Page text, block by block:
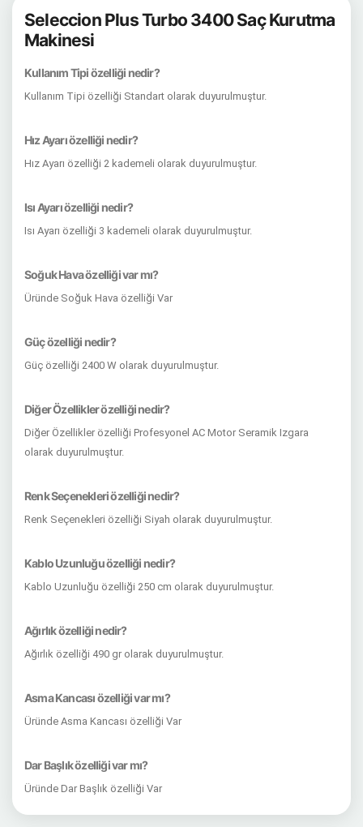
Seleccion Plus Turbo 3400 Saç Kurutma
Makinesi
Kullanım Tipi özelliği nedir?
Kullanım Tipi özelliği Standart olarak duyurulmuştur.
Hız Ayarı özelliği nedir?
Hız Ayarı özelliği 2 kademeli olarak duyurulmuştur.
Isı Ayarı özelliği nedir?
Isı Ayarı özelliği 3 kademeli olarak duyurulmuştur.
Soğuk Hava özelliği var mı?
Üründe Soğuk Hava özelliği Var
Güç özelliği nedir?
Güç özelliği 2400 W olarak duyurulmuştur.
Diğer Özellikler özelliği nedir?
Diğer Özellikler özelliği Profesyonel AC Motor Seramik Izgara
olarak duyurulmuştur.
Renk Seçenekleri özelliği nedir?
Renk Seçenekleri özelliği Siyah olarak duyurulmuştur.
Kablo Uzunluğu özelliği nedir?
Kablo Uzunluğu özelliği 250 cm olarak duyurulmuştur.
Ağırlık özelliği nedir?
Ağırlık özelliği 490 gr olarak duyurulmuştur.
Asma Kancası özelliği var mı?
Üründe Asma Kancası özelliği Var
Dar Başlık özelliği var mı?
Üründe Dar Başlık özelliği Var